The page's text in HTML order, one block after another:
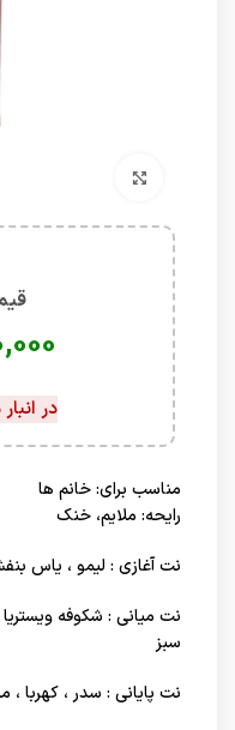
در
مناسب برای: خانم ها
رایحه: ملایم، خنک
نت آغازی : لیمو ، یاس
نت میانی : شکوفه
سبز
نت پایانی : سدر ، کهربا